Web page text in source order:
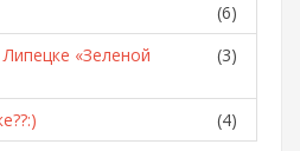
(6)
«Зеленой
(3)
(4)